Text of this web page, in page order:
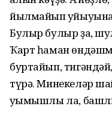
йылмайып
Булыр булыр ҙа,
Ҡарт һаман
буртайып,
түрə. Минекелəр
уҡымышлы ла,